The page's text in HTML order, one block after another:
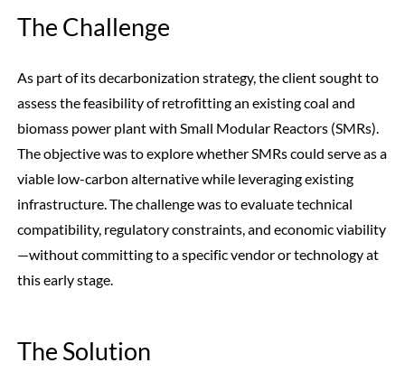
The Challenge
As part of its decarbonization strategy, the client sought to
assess the feasibility of retrofitting an existing coal and
biomass power plant with Small Modular Reactors (SMRs).
The objective was to explore whether SMRs could serve as a
viable low-carbon alternative while leveraging existing
infrastructure. The challenge was to evaluate technical
compatibility, regulatory constraints, and economic viability
—without committing to a specific vendor or technology at
this early stage.
The Solution